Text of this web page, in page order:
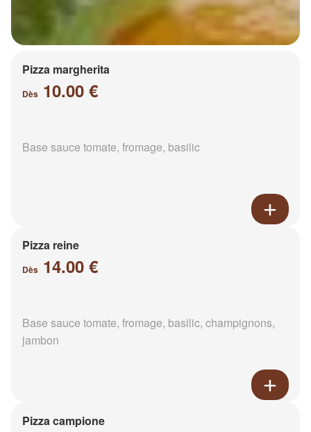
Pizza margherita
Dès 10.00 €
Base sauce tomate, fromage, basilic
Pizza reine
Dès 14.00 €
Base sauce tomate, fromage, basilic, champignons,
jambon
Pizza campione